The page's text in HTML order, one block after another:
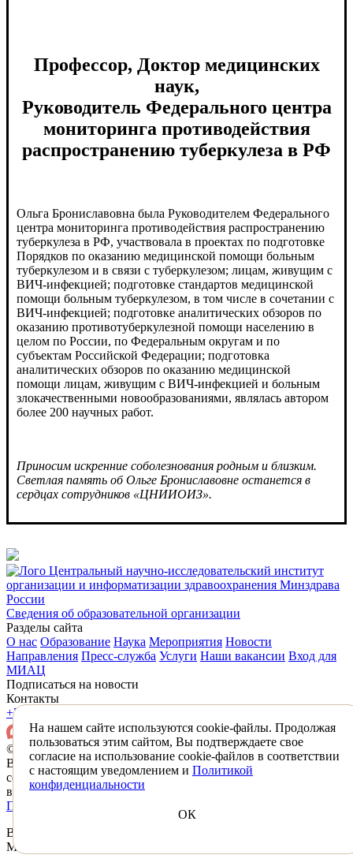
На нашем сайте используются cookie-файлы. Продолжая
пользоваться этим сайтом, Вы подтверждаете свое
согласие на использование cookie-файлов в соответствии
с настоящим уведомлением и Политикой
конфиденциальности
ОК
Профессор, Доктор медицинских
наук,
Руководитель Федерального центра
мониторинга противодействия
распространению туберкулеза в РФ
Ольга Брониславовна была Руководителем Федерального
центра мониторинга противодействия распространению
туберкулеза в РФ, участвовала в проектах по подготовке
Порядков по оказанию медицинской помощи больным
туберкулезом и в связи с туберкулезом; лицам, живущим с
ВИЧ-инфекцией; подготовке стандартов медицинской
помощи больным туберкулезом, в том числе в сочетании с
ВИЧ-инфекцией; подготовке аналитических обзоров по
оказанию противотуберкулезной помощи населению в
целом по России, по Федеральным округам и по
субъектам Российской Федерации; подготовка
аналитических обзоров по оказанию медицинской
помощи лицам, живущим с ВИЧ-инфекцией и больным
злокачественными новообразованиями, являлась автором
более 200 научных работ.
Приносим искренние соболезнования родным и близким.
Светлая память об Ольге Брониславовне останется в
сердцах сотрудников «ЦНИИОИЗ».
Центральный научно-исследовательский институт
организации и информатизации здравоохранения Минздрава
России
Сведения об образовательной организации
Разделы сайта
О нас Образование Наука Мероприятия Новости
Направления Пресс-служба Услуги Наши вакансии Вход для
МИАЦ
Подписаться на новости
Контакты
+7 (495) 618-31-83
© 2026 ФГБУ «ЦНИИОИЗ» Минздрава России
Все материалы, находящиеся на сайте охраняются в
соответствии с законодательством РФ,
в том числе об авторском праве и смежных правах.
Политика конфиденциальности
Вы успешно подписаны на новости ФГБУ «ЦНИИОИЗ»
Минздрава России.